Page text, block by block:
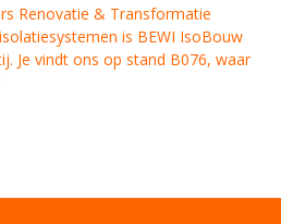
Renovatie & Transformatie
is BEWI IsoBouw
Je vindt ons op stand B076, waar